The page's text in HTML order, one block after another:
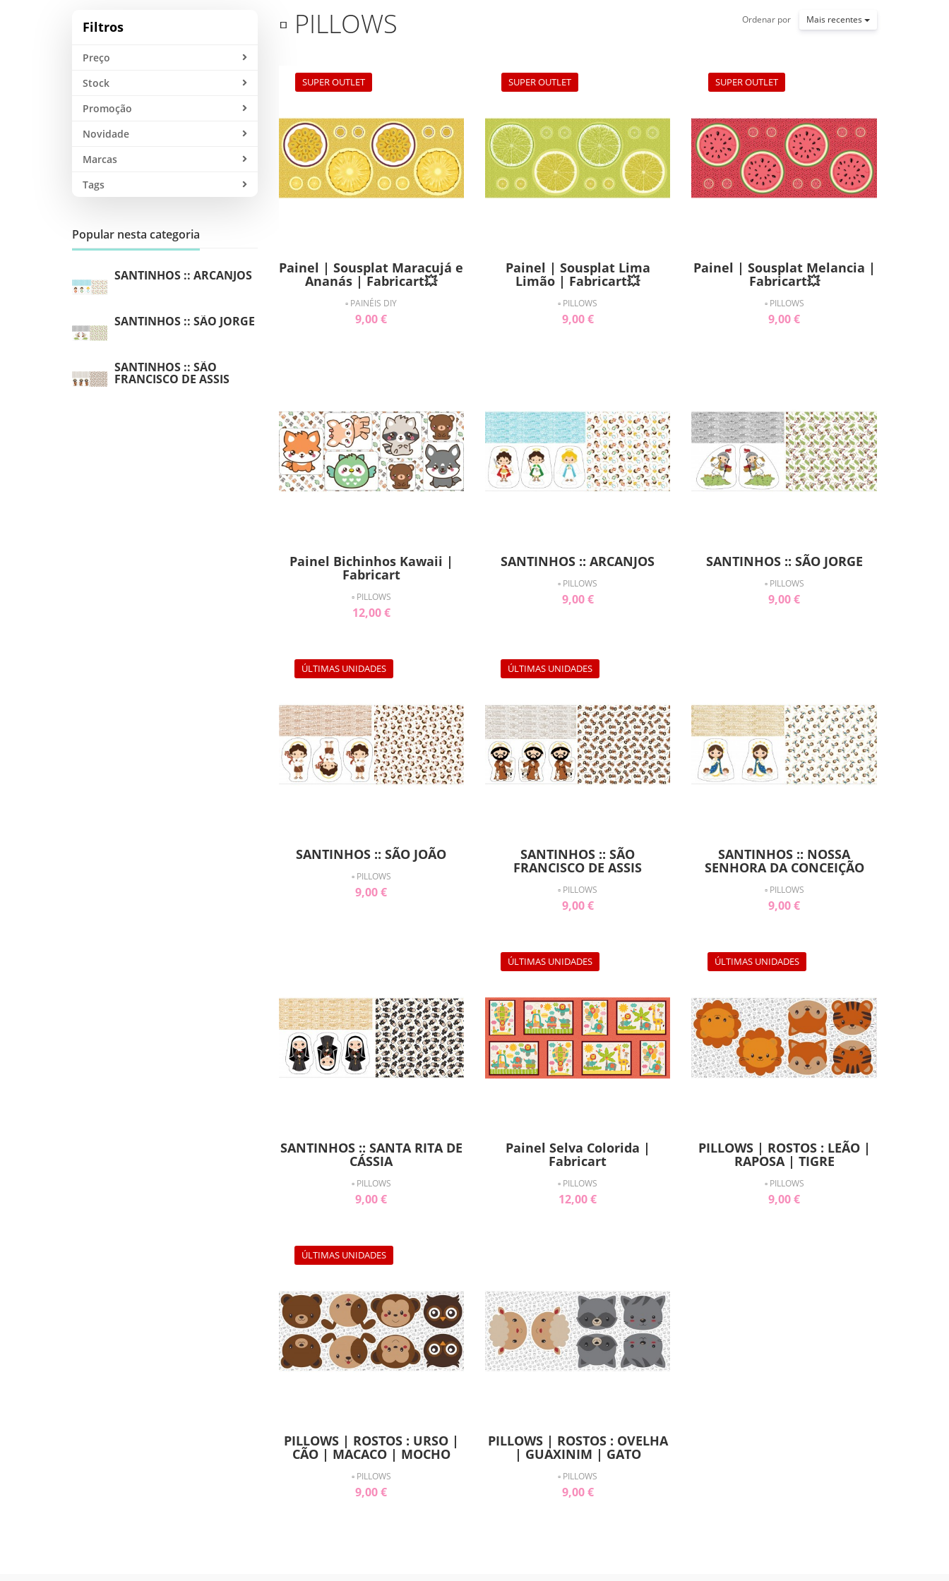
Filtros
Preço
Stock
Promoção
Novidade
Marcas
Tags
Popular nesta categoria
SANTINHOS :: ARCANJOS
SANTINHOS :: SÃO JORGE
SANTINHOS :: SÃO
FRANCISCO DE ASSIS
▫ PILLOWS Ordenar por Mais recentes
SUPER OUTLET
Painel | Sousplat Maracujá e
Ananás | Fabricart💥
▫ PAINÉIS DIY
9,00 €
SUPER OUTLET
Painel | Sousplat Lima
Limão | Fabricart💥
▫ PILLOWS
9,00 €
SUPER OUTLET
Painel | Sousplat Melancia |
Fabricart💥
▫ PILLOWS
9,00 €
Painel Bichinhos Kawaii |
Fabricart
▫ PILLOWS
12,00 €
SANTINHOS :: ARCANJOS
▫ PILLOWS
9,00 €
SANTINHOS :: SÃO JORGE
▫ PILLOWS
9,00 €
ÚLTIMAS UNIDADES
SANTINHOS :: SÃO JOÃO
▫ PILLOWS
9,00 €
ÚLTIMAS UNIDADES
SANTINHOS :: SÃO
FRANCISCO DE ASSIS
▫ PILLOWS
9,00 €
SANTINHOS :: NOSSA
SENHORA DA CONCEIÇÃO
▫ PILLOWS
9,00 €
SANTINHOS :: SANTA RITA DE
CÁSSIA
▫ PILLOWS
9,00 €
ÚLTIMAS UNIDADES
Painel Selva Colorida |
Fabricart
▫ PILLOWS
12,00 €
ÚLTIMAS UNIDADES
PILLOWS | ROSTOS : LEÃO |
RAPOSA | TIGRE
▫ PILLOWS
9,00 €
ÚLTIMAS UNIDADES
PILLOWS | ROSTOS : URSO |
CÃO | MACACO | MOCHO
▫ PILLOWS
9,00 €
PILLOWS | ROSTOS : OVELHA
| GUAXINIM | GATO
▫ PILLOWS
9,00 €